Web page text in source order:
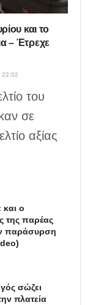
και το
– Έτρεχε
22:02
του
σε
αξίας
ο
της παρέας
παράσυρση
σώζει
πλατεία